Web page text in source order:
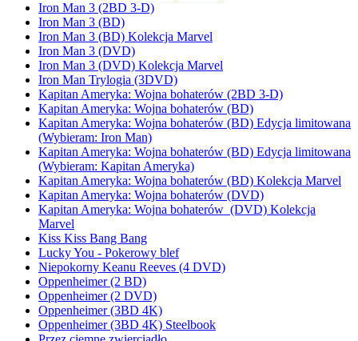
Iron Man 3 (2BD 3-D)
Iron Man 3 (BD)
Iron Man 3 (BD) Kolekcja Marvel
Iron Man 3 (DVD)
Iron Man 3 (DVD) Kolekcja Marvel
Iron Man Trylogia (3DVD)
Kapitan Ameryka: Wojna bohaterów (2BD 3-D)
Kapitan Ameryka: Wojna bohaterów (BD)
Kapitan Ameryka: Wojna bohaterów (BD) Edycja limitowana
(Wybieram: Iron Man)
Kapitan Ameryka: Wojna bohaterów (BD) Edycja limitowana
(Wybieram: Kapitan Ameryka)
Kapitan Ameryka: Wojna bohaterów (BD) Kolekcja Marvel
Kapitan Ameryka: Wojna bohaterów (DVD)
Kapitan Ameryka: Wojna bohaterów (DVD) Kolekcja
Marvel
Kiss Kiss Bang Bang
Lucky You - Pokerowy blef
Niepokorny Keanu Reeves (4 DVD)
Oppenheimer (2 BD)
Oppenheimer (2 DVD)
Oppenheimer (3BD 4K)
Oppenheimer (3BD 4K) Steelbook